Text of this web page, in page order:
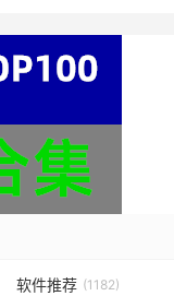
软件推荐 (1182)